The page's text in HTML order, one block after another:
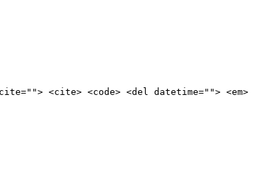
<cite> <code> <del datetime=""> <em>